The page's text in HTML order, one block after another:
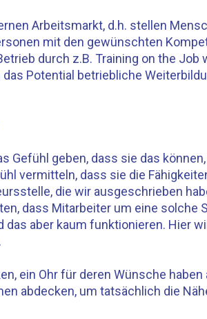
Arbeitsmarkt, d.h. stellen
mit den gewünschten
durch z.B. Training on the
Potential betriebliche
geben, dass sie das
vermitteln, dass sie die
die wir ausgeschrieben
dass Mitarbeiter um eine solche
aber kaum funktionieren. Hier
ein Ohr für deren Wünsche haben
abdecken, um tatsächlich die